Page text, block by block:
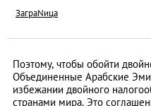
ЗаграNица
Поэтому, чтобы обойти
Объединенные Арабские
избежании двойного
странами мира. Это